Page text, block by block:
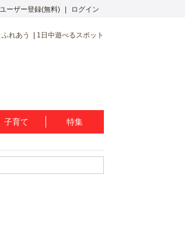
ユーザー登録(無料) ログイン
れあう 1日中遊べるスポット
子育て 特集